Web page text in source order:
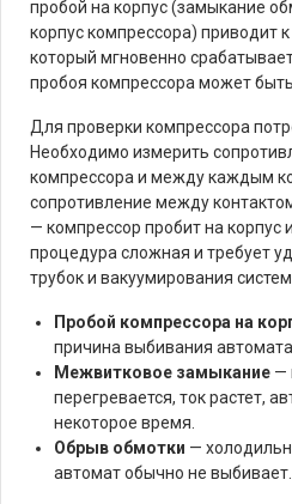
пробой на корпус (замыкание
корпус компрессора) приводит к
который мгновенно
пробоя компрессора может
Для проверки компрессора
Необходимо измерить
компрессора и между каждым
сопротивление между
— компрессор пробит на корпус
процедура сложная и требует
трубок и вакуумирования
Пробой компрессора на
причина выбивания автомата.
Межвитковое замыкание —
перегревается, ток растет,
некоторое время.
Обрыв обмотки —
автомат обычно не выбивает.